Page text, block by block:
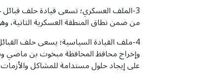
3-الملف العسكري؛ تسعى قيادة حلف
من ضمن نطاق المنطقة العسكرية الثانية،
4-ملف القيادة السياسية؛ يسعى حلف
وإخراج محافظ المحافظة مبخوت بن ماضي
على إيجاد حلول مستدامة للمشاكل والأزمات